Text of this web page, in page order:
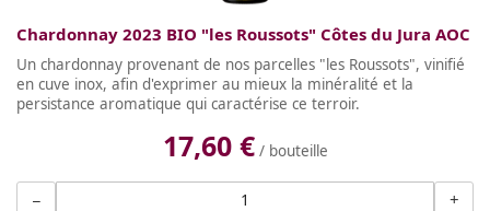
Chardonnay 2023 BIO "les Roussots" Côtes du Jura AOC
Un chardonnay provenant de nos parcelles "les Roussots", vinifié
en cuve inox, afin d'exprimer au mieux la minéralité et la
persistance aromatique qui caractérise ce terroir.
17,60 € / bouteille
− +